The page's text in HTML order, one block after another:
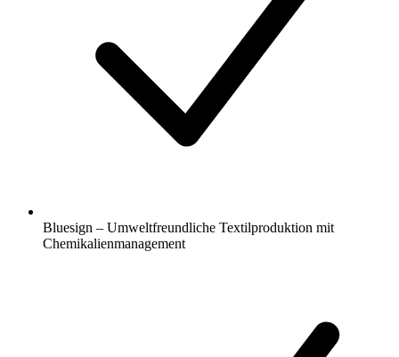
Bluesign – Umweltfreundliche Textilproduktion mit
Chemikalienmanagement